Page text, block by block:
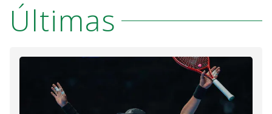
Últimas